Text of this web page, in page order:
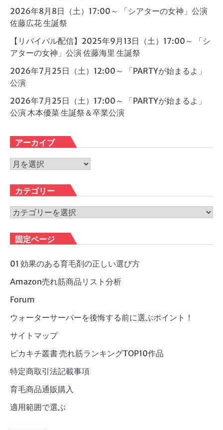
2026年8月8日（土）17:00～ 「シアターの女神」公演
佐藤広花 生誕祭
【リバイバル配信】2025年9月13日（土）17:00～ 「シ
アターの女神」公演 佐藤海里 生誕祭
2026年7月25日（土）12:00～ 「PARTYが始まるよ」
公演
2026年7月25日（土）17:00～ 「PARTYが始まるよ」
公演 木本優菜 生誕祭＆卒業公演
アーカイブ
ア
カ
イ
ブ
カテゴリー
カ
ゴ
リ
ー
固定ページ
01 効果のある育毛剤の正しい選び方
Amazon売れ筋商品リスト分析
Forum
ウォーターサーバーを後悔する前に選ぶポイント！
サイトマップ
ピカキチ叢書 売れ筋ランキングTOP10作品
特定商取引法記載事項
育毛商品通販購入
適用範囲で選ぶ